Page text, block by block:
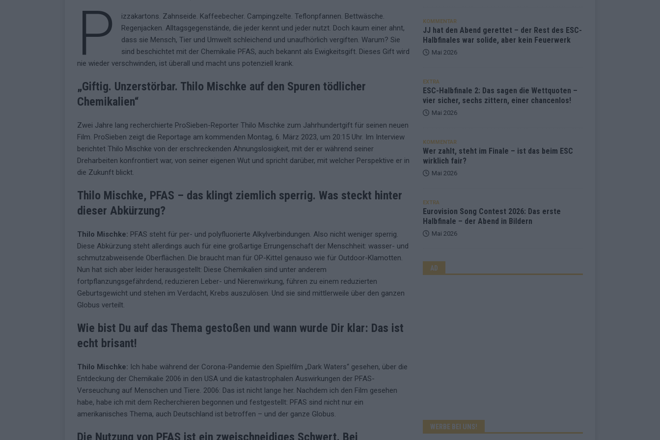
P
izzakartons. Zahnseide. Kaffeebecher. Campingzelte. Teflonpfannen. Bettwäsche.
Regenjacken. Alltagsgegenstände, die jeder kennt und jeder nutzt. Doch kaum einer ahnt,
dass sie Mensch, Tier und Umwelt schleichend und unaufhörlich vergiften. Warum? Sie
sind beschichtet mit der Chemikalie PFAS, auch bekannt als Ewigkeitsgift. Dieses Gift wird
nie wieder verschwinden, ist überall und macht uns potenziell krank.
„Giftig. Unzerstörbar. Thilo Mischke auf den Spuren tödlicher
Chemikalien“
Zwei Jahre lang recherchierte ProSieben-Reporter Thilo Mischke zum Jahrhundertgift für seinen neuen
Film. ProSieben zeigt die Reportage am kommenden Montag, 6. März 2023, um 20:15 Uhr. Im Interview
berichtet Thilo Mischke von der erschreckenden Ahnungslosigkeit, mit der er während seiner
Dreharbeiten konfrontiert war, von seiner eigenen Wut und spricht darüber, mit welcher Perspektive er in
die Zukunft blickt.
Thilo Mischke, PFAS – das klingt ziemlich sperrig. Was steckt hinter
dieser Abkürzung?
Thilo Mischke: PFAS steht für per- und polyfluorierte Alkylverbindungen. Also nicht weniger sperrig.
Diese Abkürzung steht allerdings auch für eine großartige Errungenschaft der Menschheit: wasser- und
schmutzabweisende Oberflächen. Die braucht man für OP-Kittel genauso wie für Outdoor-Klamotten.
Nun hat sich aber leider herausgestellt: Diese Chemikalien sind unter anderem
fortpflanzungsgefährdend, reduzieren Leber- und Nierenwirkung, führen zu einem reduzierten
Geburtsgewicht und stehen im Verdacht, Krebs auszulösen. Und sie sind mittlerweile über den ganzen
Globus verteilt.
Wie bist Du auf das Thema gestoßen und wann wurde Dir klar: Das ist
echt brisant!
Thilo Mischke: Ich habe während der Corona-Pandemie den Spielfilm „Dark Waters“ gesehen, über die
Entdeckung der Chemikalie 2006 in den USA und die katastrophalen Auswirkungen der PFAS-
Verseuchung auf Menschen und Tiere. 2006: Das ist nicht lange her. Nachdem ich den Film gesehen
habe, habe ich mit dem Recherchieren begonnen und festgestellt: PFAS sind nicht nur ein
amerikanisches Thema, auch Deutschland ist betroffen – und der ganze Globus.
Die Nutzung von PFAS ist ein zweischneidiges Schwert. Bei
KOMMENTAR
JJ hat den Abend gerettet – der Rest des ESC-
Halbfinales war solide, aber kein Feuerwerk
Mai 2026
EXTRA
ESC-Halbfinale 2: Das sagen die Wettquoten –
vier sicher, sechs zittern, einer chancenlos!
Mai 2026
KOMMENTAR
Wer zahlt, steht im Finale – ist das beim ESC
wirklich fair?
Mai 2026
EXTRA
Eurovision Song Contest 2026: Das erste
Halbfinale – der Abend in Bildern
Mai 2026
AD
WERBE BEI UNS!